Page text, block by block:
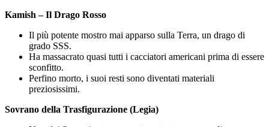
Kamish – Il Drago Rosso
Il più potente mostro mai apparso sulla Terra, un drago di
grado SSS.
Ha massacrato quasi tutti i cacciatori americani prima di essere
sconfitto.
Perfino morto, i suoi resti sono diventati materiali
preziosissimi.
Sovrano della Trasfigurazione (Legia)